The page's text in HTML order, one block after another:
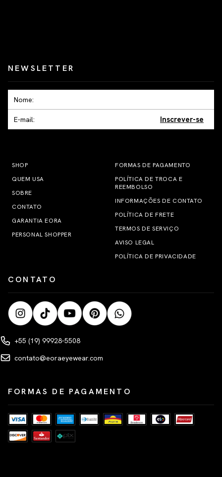
NEWSLETTER
Inscrever-se
SHOP
QUEM USA
SOBRE
CONTATO
GARANTIA EORA
PERSONAL SHOPPER
FORMAS DE PAGAMENTO
POLÍTICA DE TROCA E
REEMBOLSO
INFORMAÇÕES DE CONTATO
POLÍTICA DE FRETE
TERMOS DE SERVIÇO
AVISO LEGAL
POLÍTICA DE PRIVACIDADE
CONTATO
+55 (19) 99928-5508
contato@eoraeyewear.com
FORMAS DE PAGAMENTO